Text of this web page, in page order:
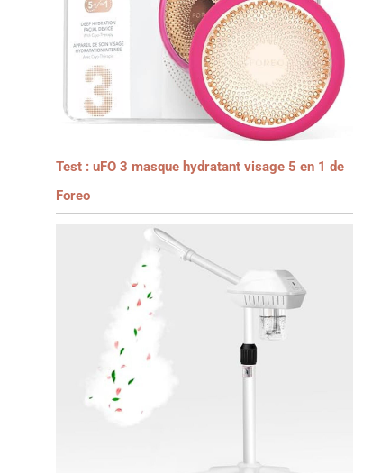
Test : uFO 3 masque hydratant visage 5 en 1 de
Foreo